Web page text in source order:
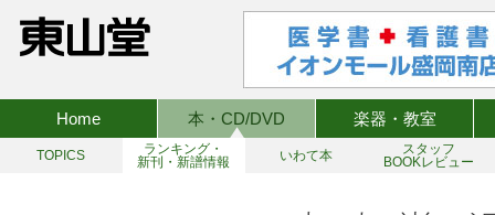
Home 本・CD/DVD 楽器・教室
TOPICS
ランキング・
新刊・新譜情報
いわて本
スタッフ
BOOKレビュー